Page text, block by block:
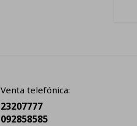
Venta telefónica:
23207777
092858585